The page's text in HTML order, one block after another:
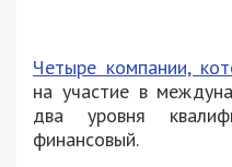
Четыре компании,
на участие в
два уровня
финансовый.